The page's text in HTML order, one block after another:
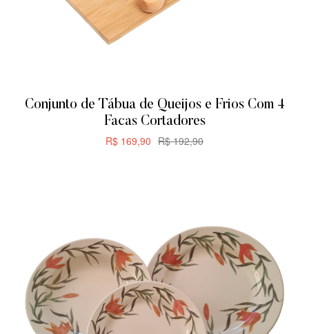
Conjunto de Tábua de Queijos e Frios Com 4
Facas Cortadores
R$192,90
R$ 169,90